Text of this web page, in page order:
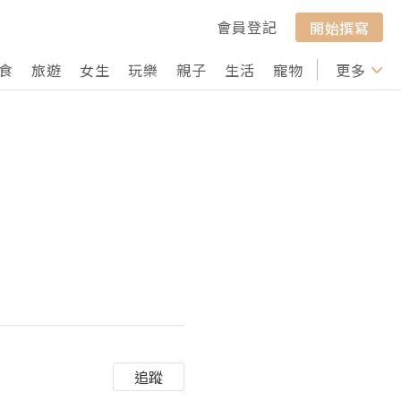
會員登記
開始撰寫
旅遊 女生 玩樂 親子 生活 寵物 行山 打卡
更多
追蹤